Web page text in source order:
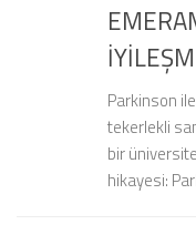
Parkinson
tekerlekli
bir
hikayesi: